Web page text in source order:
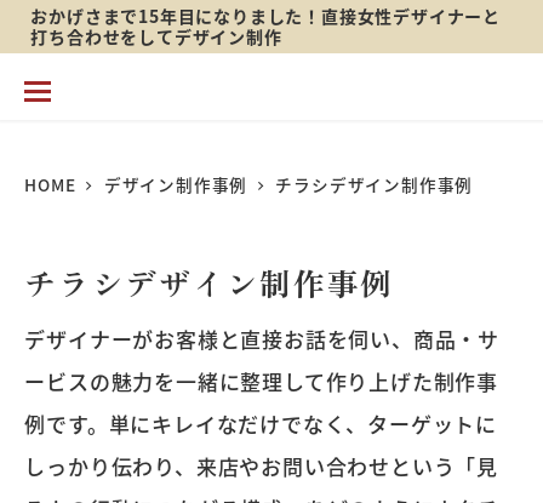
イ
おかげさまで15年目になりました！直接女性デザイナーと
打ち合わせをしてデザイン制作
HOME デザイン制作事例 チラシデザイン制作事例
チラシデザイン制作事例
デザイナーがお客様と直接お話を伺い、商品・サ
ービスの魅力を一緒に整理して作り上げた制作事
例です。単にキレイなだけでなく、ターゲットに
しっかり伝わり、来店やお問い合わせという「見